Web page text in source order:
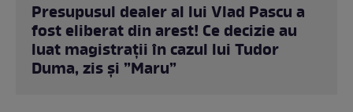
Presupusul dealer al lui Vlad Pascu a
fost eliberat din arest! Ce decizie au
luat magistrații în cazul lui Tudor
Duma, zis și ”Maru”